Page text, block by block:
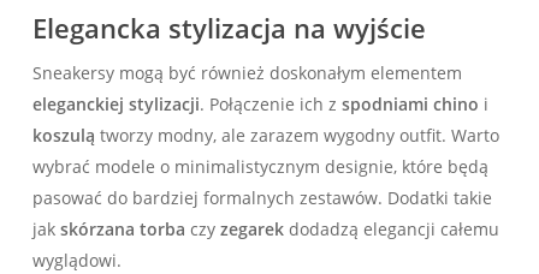
Elegancka stylizacja na wyjście
Sneakersy mogą być również doskonałym elementem
eleganckiej stylizacji. Połączenie ich z spodniami chino i
koszulą tworzy modny, ale zarazem wygodny outfit. Warto
wybrać modele o minimalistycznym designie, które będą
pasować do bardziej formalnych zestawów. Dodatki takie
jak skórzana torba czy zegarekdodadzą elegancji całemu
wyglądowi.